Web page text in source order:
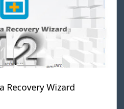
Recovery Wizard